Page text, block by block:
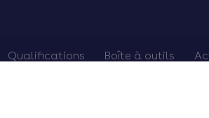
Qualifications Boîte à outils